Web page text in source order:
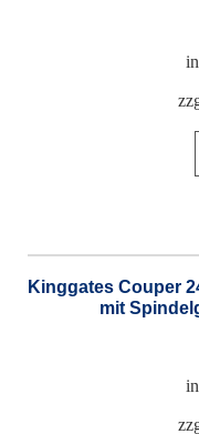
Kinggates Couper
mit